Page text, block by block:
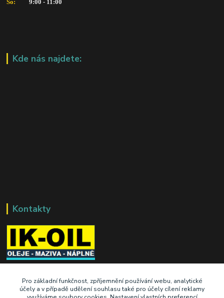
So:
      9:00 - 11:00
Kde nás najdete:
Kontakty
+420 603 345 409
Pro základní funkčnost, zpříjemnění používání webu, analytické
účely a v případě udělení souhlasu také pro účely cílení reklamy